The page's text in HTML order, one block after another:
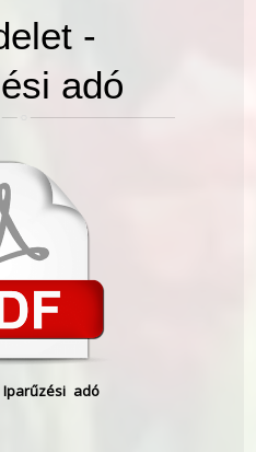
-
adó
adó